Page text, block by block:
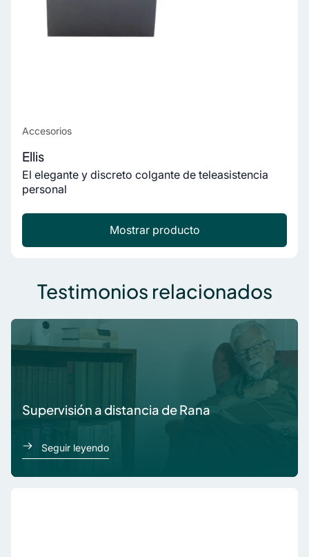
Accesorios
Ellis
El elegante y discreto colgante de teleasistencia
personal
Mostrar producto
Testimonios relacionados
Supervisión a distancia de Rana
Seguir leyendoacerca de Supervisión a distancia de Rana